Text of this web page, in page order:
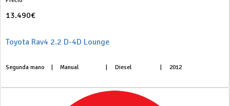
13.490€
Toyota Rav4 2.2 D-4D Lounge
Segunda mano Manual Diesel 2012